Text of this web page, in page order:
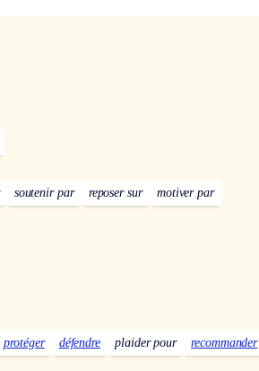
soutenir par reposer sur motiver par
protéger défendre plaider pour recommander